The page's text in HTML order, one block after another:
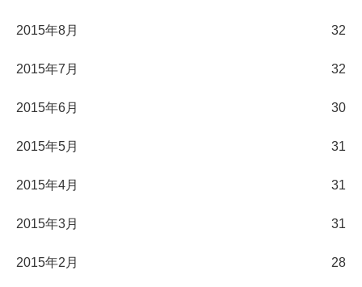
2015年8月 32
2015年7月 32
2015年6月 30
2015年5月 31
2015年4月 31
2015年3月 31
2015年2月 28